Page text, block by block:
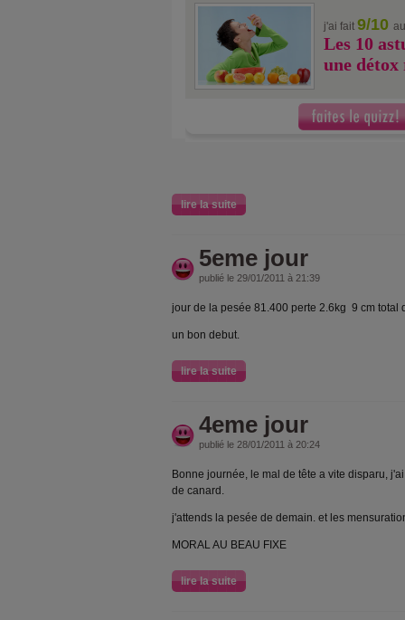
j'ai fait 9/10
Les 10
une détox
lire la suite
5eme jour
publié le 29/01/2011 à 21:39
jour de la pesée 81.400 perte 2.6kg 9 cm total
un bon debut.
lire la suite
4eme jour
publié le 28/01/2011 à 20:24
Bonne journée, le mal de tête a vite disparu,
de canard.
j'attends la pesée de demain. et les
MORAL AU BEAU FIXE
lire la suite